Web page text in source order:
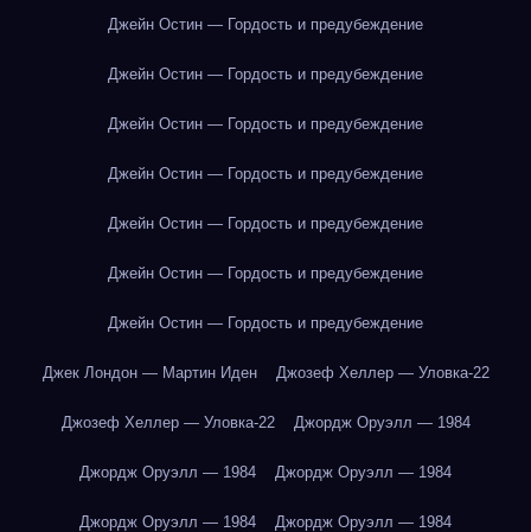
Джейн Остин — Гордость и предубеждение
Джейн Остин — Гордость и предубеждение
Джейн Остин — Гордость и предубеждение
Джейн Остин — Гордость и предубеждение
Джейн Остин — Гордость и предубеждение
Джейн Остин — Гордость и предубеждение
Джейн Остин — Гордость и предубеждение
Джек Лондон — Мартин Иден Джозеф Хеллер — Уловка-22
Джозеф Хеллер — Уловка-22 Джордж Оруэлл — 1984
Джордж Оруэлл — 1984 Джордж Оруэлл — 1984
Джордж Оруэлл — 1984 Джордж Оруэлл — 1984